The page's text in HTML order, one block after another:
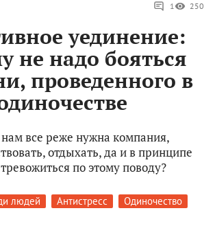
1 250
уединение:
не надо бояться
проведенного в
нам все реже нужна компания,
отдыхать, да и в принципе
по этому поводу?
людей Антистресс Одиночество